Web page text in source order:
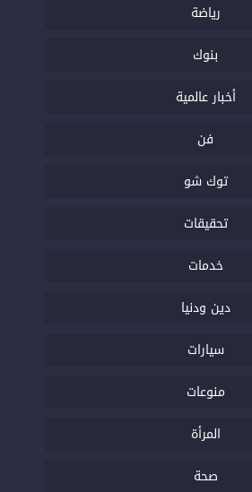
رياضة
بنوك
أخبار عالمية
فن
توك شو
تحقيقات
خدمات
دين ودنيا
سيارات
منوعات
المرأة
صحة